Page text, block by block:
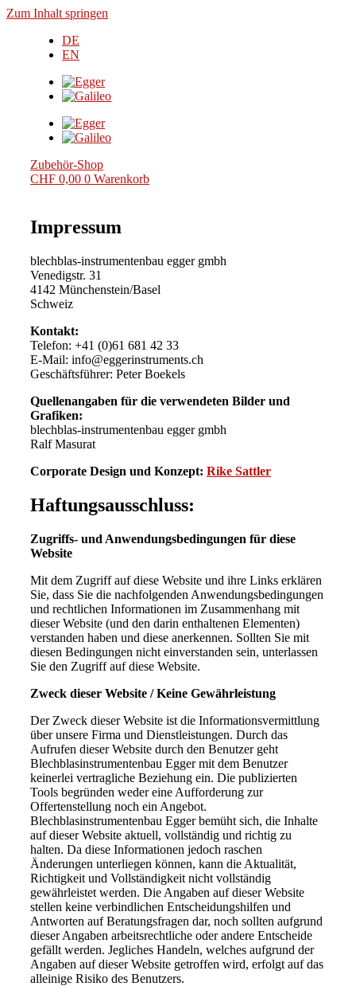
Zum Inhalt springen
DE
EN
Zubehör-Shop
CHF 0,00 0 Warenkorb
Impressum
blechblas-instrumentenbau egger gmbh
Venedigstr. 31
4142 Münchenstein/Basel
Schweiz
Kontakt:
Telefon: +41 (0)61 681 42 33
E-Mail: info@eggerinstruments.ch
Geschäftsführer: Peter Boekels
Quellenangaben für die verwendeten Bilder und
Grafiken:
blechblas-instrumentenbau egger gmbh
Ralf Masurat
Corporate Design und Konzept: Rike Sattler
Haftungsausschluss:
Zugriffs- und Anwendungsbedingungen für diese
Website
Mit dem Zugriff auf diese Website und ihre Links erklären
Sie, dass Sie die nachfolgenden Anwendungsbedingungen
und rechtlichen Informationen im Zusammenhang mit
dieser Website (und den darin enthaltenen Elementen)
verstanden haben und diese anerkennen. Sollten Sie mit
diesen Bedingungen nicht einverstanden sein, unterlassen
Sie den Zugriff auf diese Website.
Zweck dieser Website / Keine Gewährleistung
Der Zweck dieser Website ist die Informationsvermittlung
über unsere Firma und Dienstleistungen. Durch das
Aufrufen dieser Website durch den Benutzer geht
Blechblasinstrumentenbau Egger mit dem Benutzer
keinerlei vertragliche Beziehung ein. Die publizierten
Tools begründen weder eine Aufforderung zur
Offertenstellung noch ein Angebot.
Blechblasinstrumentenbau Egger bemüht sich, die Inhalte
auf dieser Website aktuell, vollständig und richtig zu
halten. Da diese Informationen jedoch raschen
Änderungen unterliegen können, kann die Aktualität,
Richtigkeit und Vollständigkeit nicht vollständig
gewährleistet werden. Die Angaben auf dieser Website
stellen keine verbindlichen Entscheidungshilfen und
Antworten auf Beratungsfragen dar, noch sollten aufgrund
dieser Angaben arbeitsrechtliche oder andere Entscheide
gefällt werden. Jegliches Handeln, welches aufgrund der
Angaben auf dieser Website getroffen wird, erfolgt auf das
alleinige Risiko des Benutzers.